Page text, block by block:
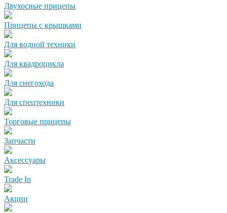
Двухосные прицепы
Прицепы с крышками
Для водной техники
Для квадроцикла
Для снегохода
Для спецтехники
Торговые прицепы
Запчасти
Аксессуары
Trade In
Акции